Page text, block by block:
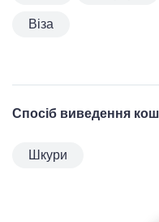
Віза
Спосіб виведення
Шкури